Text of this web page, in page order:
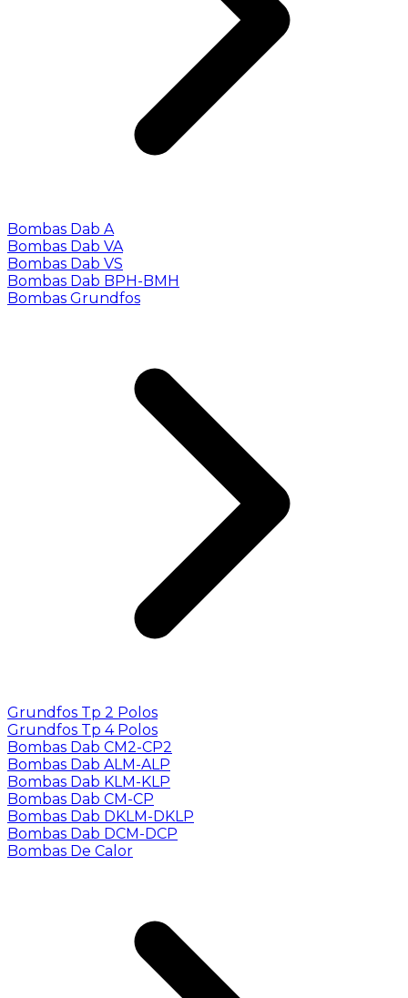
Bombas Dab A
Bombas Dab VA
Bombas Dab VS
Bombas Dab BPH-BMH
Bombas Grundfos
Grundfos Tp 2 Polos
Grundfos Tp 4 Polos
Bombas Dab CM2-CP2
Bombas Dab ALM-ALP
Bombas Dab KLM-KLP
Bombas Dab CM-CP
Bombas Dab DKLM-DKLP
Bombas Dab DCM-DCP
Bombas De Calor